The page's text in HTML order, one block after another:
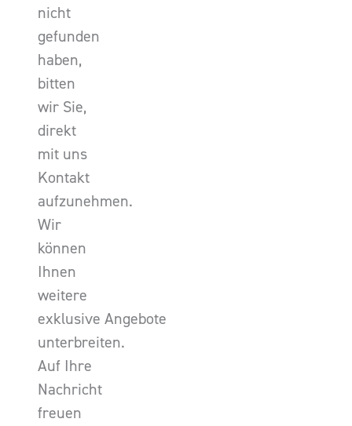
nicht
gefunden
haben,
bitten
wir Sie,
direkt
mit uns
Kontakt
aufzunehmen.
Wir
können
Ihnen
weitere
exklusive Angebote
unterbreiten.
Auf Ihre
Nachricht
freuen